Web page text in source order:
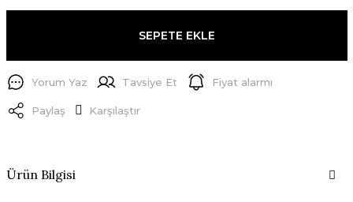
SEPETE EKLE
Yorum Yaz Tavsiye Et Fiyat alarmı
Paylaş Karşılaştır
Ürün Bilgisi